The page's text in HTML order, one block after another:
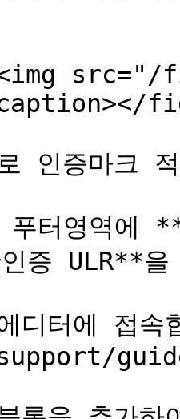
인증마크 적
푸터영역에
증 ULR**
디터에 접속